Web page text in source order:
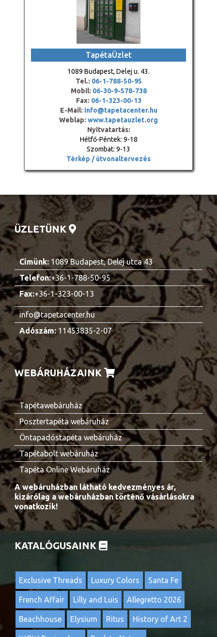
TapétaÜzlet
1089 Budapest, Delej u. 43.
Tel.: 06-1-788-50-95
Mobil: 06-30-9-578-738
Fax: 06-1-323-00-13
E-Mail: info@tapetacenter.hu
Weblap: www.tapetauzlet.org
Nyitvatartás:
Hétfő-Péntek: 9-18
Szombat: 9-13
Térkép / útvonaltervezés
ÜZLETÜNK
Címünk: 1089 Budapest, Delej utca 43
Telefon:+36-1-788-50-95
Fax:+36-1-323-00-13
info@tapetacenter.hu
Adószám:11453835-2-07
WEBÁRUHÁZAINK
Tapétawebáruház
Posztertapéta webáruház
Öntapadóstapéta webáruház
Tapétabolt webáruház
Tapéta Online Webáruház
A webáruházban látható kedvezményes ár,
kizárólag a webáruházban történő vásárlásokra
vonatkozik!
KATALÓGUSAINK
Exclusive Threads Luxury Colors Santa Fe
French Affair Lilly and Luis Allegretto 2026
Beachhouse Elysium Ritus History of Art 2